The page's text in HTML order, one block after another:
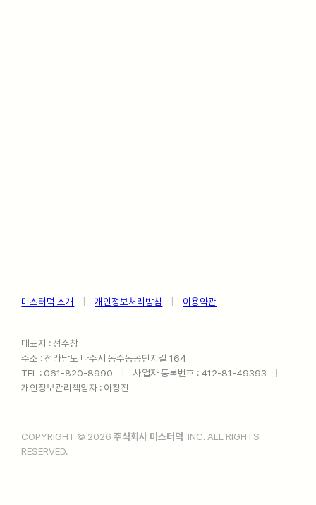
미스터덕 소개 ㅤ개인정보처리방침 이용약관
대표자 : 정수창
주소 : 전라남도 나주시 동수농공단지길 164
TEL : 061-820-8990ㅤ
| ㅤ사업자 등록번호 : 412-81-49393ㅤ |
개인정보관리책임자 : 이창진
COPYRIGHT © 2026주식회사 미스터덕 INC. ALL RIGHTS
RESERVED.